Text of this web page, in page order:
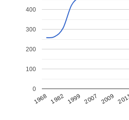
1968 1982 1999 2007 2009
0
100
200
300
400